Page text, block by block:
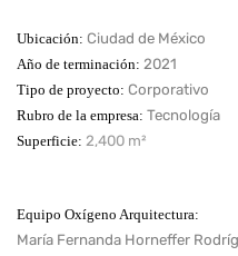
Ubicación: Ciudad de México
Año de terminación: 2021
Tipo de proyecto: Corporativo
Rubro de la empresa: Tecnología
Superficie: 2,400 m²
Equipo Oxígeno Arquitectura:
María Fernanda Horneffer